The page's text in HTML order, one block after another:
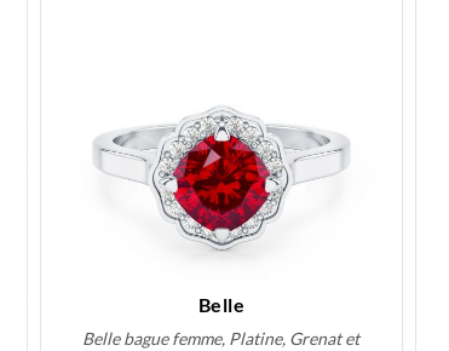
Belle
Belle bague femme, Platine, Grenat et